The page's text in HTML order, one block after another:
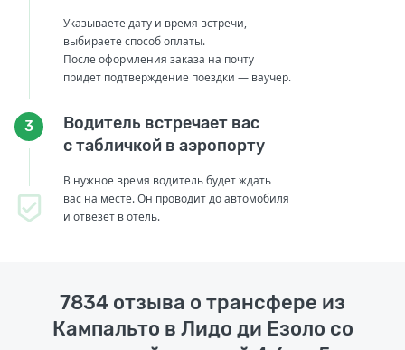
Указываете дату и время встречи,
выбираете способ оплаты.
После оформления заказа на почту
придет подтверждение поездки — ваучер.
3
Водитель встречает вас
с табличкой в аэропорту
В нужное время водитель будет ждать
вас на месте. Он проводит до автомобиля
и отвезет в отель.
7834 отзыва о трансфере из
Кампальто в Лидо ди Езоло со